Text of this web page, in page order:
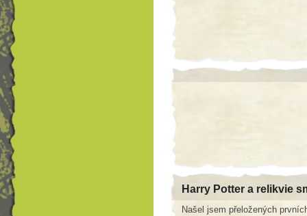
Harry Potter a relikvie
Našel jsem přeložených